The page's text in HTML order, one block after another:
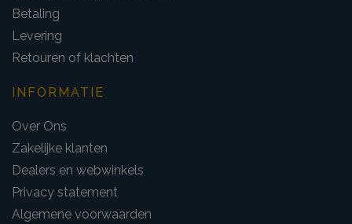
Betaling
Levering
Retouren of klachten
INFORMATIE
Over Ons
Zakelijke klanten
Dealers en webwinkels
Privacy statement
Algemene voorwaarden